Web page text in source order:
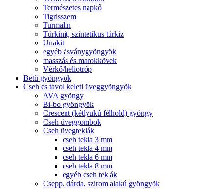
Természetes napkő
Tigrisszem
Turmalin
Türkinit, szintetikus türkiz
Unakit
egyéb ásványgyöngyök
masszás és marokkövek
Vérkő/heliotróp
Betű gyöngyök
Cseh és távol keleti üveggyöngyök
AVA gyöngy
Bi-bo gyöngyök
Crescent (kétlyukú félhold) gyöngy
Cseh üveggombok
Cseh üvegteklák
cseh tekla 3 mm
cseh tekla 4 mm
cseh tekla 6 mm
cseh tekla 8 mm
egyéb cseh teklák
Csepp, dárda, szirom alakú gyöngyök